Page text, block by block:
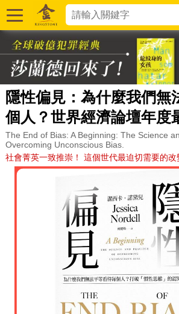
隱性偏見：為什麼我們無
個人？世界經濟論壇年度
The End of Bias: A Beginning: The Science
Overcoming Unconscious Bias.
社會菁英一致推崇！ 這個世代最迫切需要的改